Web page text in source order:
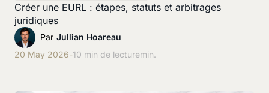
Créer une EURL : étapes, statuts et arbitrages
juridiques
Par Jullian Hoareau
20 May 2026-10 min de lecturemin.